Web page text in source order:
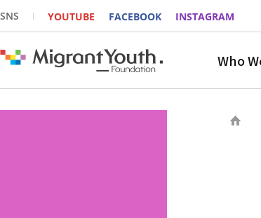
SNS YOUTUBE FACEBOOK INSTAGRAM
Who